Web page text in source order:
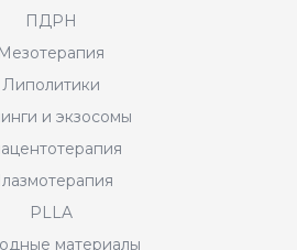
ПДРН
Мезотерапия
Липолитики
и экзосомы
PLLA
материалы